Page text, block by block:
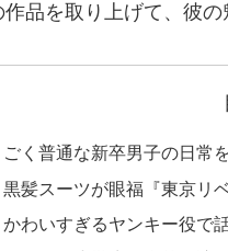
品を取り上げて、彼の
ごく普通な新卒男子の日常
黒髪スーツが眼福『東京リ
かわいすぎるヤンキー役で